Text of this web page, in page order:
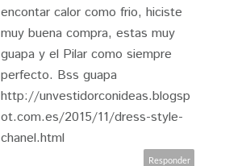
encontar calor como frio, hiciste
muy buena compra, estas muy
guapa y el Pilar como siempre
perfecto. Bss guapa
http://unvestidorconideas.blogsp
ot.com.es/2015/11/dress-style-
chanel.html
Responder